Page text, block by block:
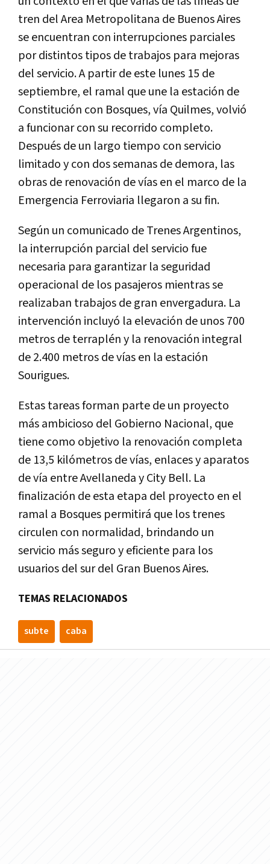
tren del Area Metropolitana de Buenos Aires
se encuentran con interrupciones parciales
por distintos tipos de trabajos para mejoras
del servicio. A partir de este lunes 15 de
septiembre, el ramal que une la estación de
Constitución con Bosques, vía Quilmes, volvió
a funcionar con su recorrido completo.
Después de un largo tiempo con servicio
limitado y con dos semanas de demora, las
obras de renovación de vías en el marco de la
Emergencia Ferroviaria llegaron a su fin.
Según un comunicado de Trenes Argentinos,
la interrupción parcial del servicio fue
necesaria para garantizar la seguridad
operacional de los pasajeros mientras se
realizaban trabajos de gran envergadura. La
intervención incluyó la elevación de unos 700
metros de terraplén y la renovación integral
de 2.400 metros de vías en la estación
Sourigues.
Estas tareas forman parte de un proyecto
más ambicioso del Gobierno Nacional, que
tiene como objetivo la renovación completa
de 13,5 kilómetros de vías, enlaces y aparatos
de vía entre Avellaneda y City Bell. La
finalización de esta etapa del proyecto en el
ramal a Bosques permitirá que los trenes
circulen con normalidad, brindando un
servicio más seguro y eficiente para los
usuarios del sur del Gran Buenos Aires.
TEMAS RELACIONADOS
subte caba